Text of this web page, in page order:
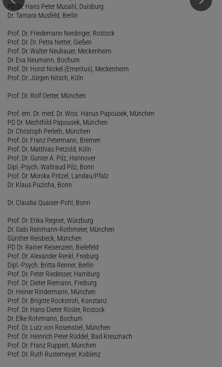
PD Dr. Hans Peter Musahl, Duisburg
Dr. Tamara Musfeld, Berlin
Prof. Dr. Friedemann Nerdinger, Rostock
Prof. Dr. Dr. Petra Netter, Gießen
Prof. Dr. Walter Neubauer, Meckenheim
Dr. Eva Neumann, Bochum
Prof. Dr. Horst Nickel (Emeritus), Meckenheim
Prof. Dr. Jürgen Nitsch, Köln
Prof. Dr. Rolf Oerter, München
Prof. em. Dr. med. Dr. Wiss. Hanus Papousek, München
PD Dr. Mechthild Papousek, München
Dr. Christoph Perleth, München
Prof. Dr. Franz Petermann, Bremen
Prof. Dr. Matthias Petzold, Köln
Prof. Dr. Gunter A. Pilz, Hannover
Dipl.-Psych. Waltraud Pilz, Bonn
Prof. Dr. Monika Pritzel, Landau/Pfalz
Dr. Klaus Puzicha, Bonn
Dr. Claudia Quaiser-Pohl, Bonn
Prof. Dr. Erika Regnet, Würzburg
Dr. Gabi Reinmann-Rothmeier, München
Günther Reisbeck, München
PD Dr. Rainer Reisenzein, Bielefeld
Prof. Dr. Alexander Renkl, Freiburg
Dipl.-Psych. Britta Renner, Berlin
Prof. Dr. Peter Riedesser, Hamburg
Prof. Dr. Dieter Riemann, Freiburg
Dr. Heiner Rindermann, München
Prof. Dr. Brigitte Rockstroh, Konstanz
Prof. Dr. Hans-Dieter Rösler, Rostock
Dr. Elke Rohrmann, Bochum
Prof. Dr. Lutz von Rosenstiel, München
Prof. Dr. Heinrich Peter Rüddel, Bad Kreuznach
Prof. Dr. Franz Ruppert, München
Prof. Dr. Ruth Rustemeyer, Koblenz